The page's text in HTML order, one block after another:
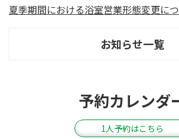
夏季期間における浴室営業形態変更に
お知らせ一覧
予約カレンダ
1人予約はこちら